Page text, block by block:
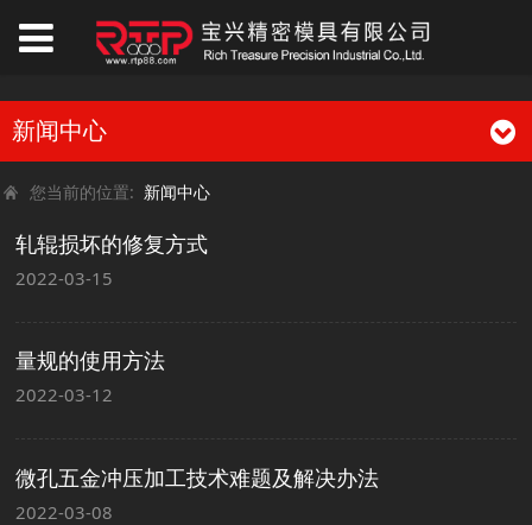
新闻中心
您当前的位置: 新闻中心
轧辊损坏的修复方式
2022-03-15
量规的使用方法
2022-03-12
微孔五金冲压加工技术难题及解决办法
2022-03-08